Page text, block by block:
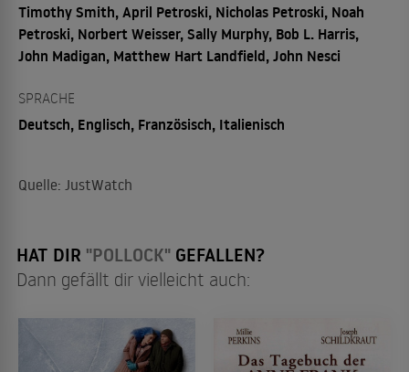
Timothy Smith, April Petroski, Nicholas Petroski, Noah
Petroski, Norbert Weisser, Sally Murphy, Bob L. Harris,
John Madigan, Matthew Hart Landfield, John Nesci
SPRACHE
Deutsch, Englisch, Französisch, Italienisch
Quelle: JustWatch
HAT DIR "POLLOCK" GEFALLEN?
Dann gefällt dir vielleicht auch: